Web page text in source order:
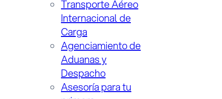
Transporte Aéreo
Internacional de
Carga
Agenciamiento de
Aduanas y
Despacho
Asesoría para tu